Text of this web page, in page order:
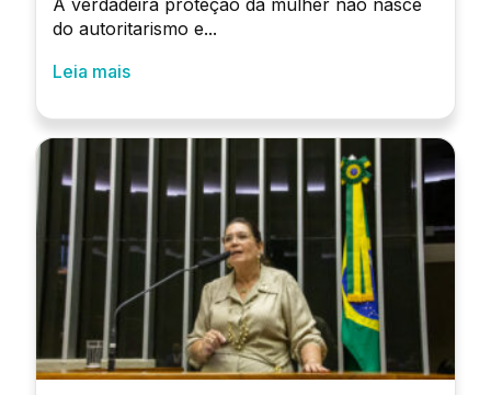
A verdadeira proteção da mulher não nasce
do autoritarismo e...
Leia mais